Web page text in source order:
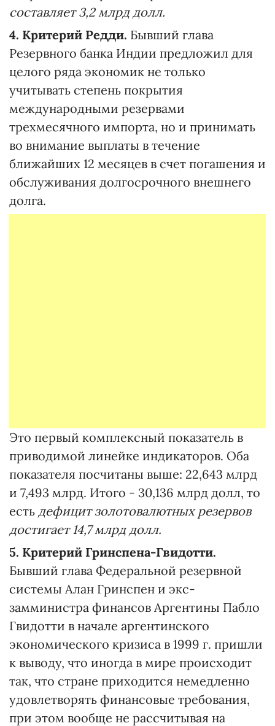
составляет 3,2 млрд долл.
4. Критерий Редди. Бывший глава
Резервного банка Индии предложил для
целого ряда экономик не только
учитывать степень покрытия
международными резервами
трехмесячного импорта, но и принимать
во внимание выплаты в течение
ближайших 12 месяцев в счет погашения и
обслуживания долгосрочного внешнего
долга.
Это первый комплексный показатель в
приводимой линейке индикаторов. Оба
показателя посчитаны выше: 22,643 млрд
и 7,493 млрд. Итого - 30,136 млрд долл, то
есть дефицит золотовалютных резервов
достигает 14,7 млрд долл.
5. Критерий Гринспена-Гвидотти.
Бывший глава Федеральной резервной
системы Алан Гринспен и экс-
замминистра финансов Аргентины Пабло
Гвидотти в начале аргентинского
экономического кризиса в 1999 г. пришли
к выводу, что иногда в мире происходит
так, что стране приходится немедленно
удовлетворять финансовые требования,
при этом вообще не рассчитывая на